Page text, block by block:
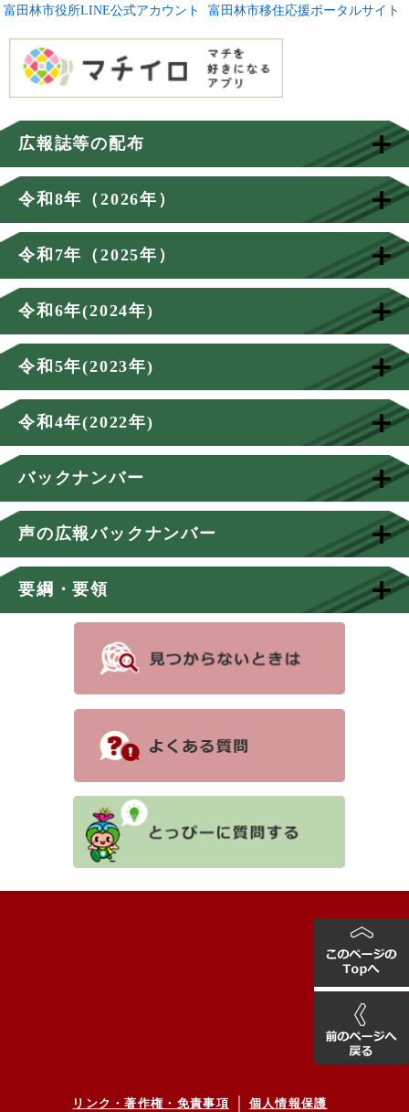
広報誌等の配布
令和8年（2026年）
令和7年（2025年）
令和6年(2024年)
令和5年(2023年)
令和4年(2022年)
バックナンバー
声の広報バックナンバー
要綱・要領
富田林市役所LINE公式アカウント 富田林市移住応援ポータルサイト
リンク・著作権・免責事項 個人情報保護